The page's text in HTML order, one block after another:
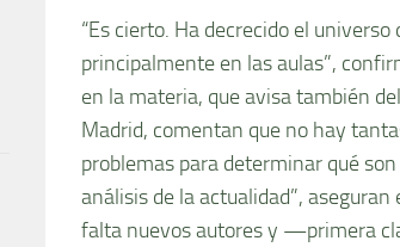
“Es cierto. Ha decrecido el
principalmente en las aulas”,
en la materia, que avisa también
Madrid, comentan que no hay
problemas para determinar qué
análisis de la actualidad”,
falta nuevos autores y —primera